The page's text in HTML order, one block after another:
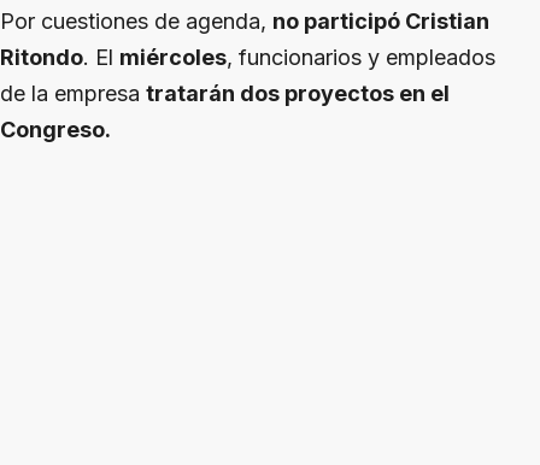
Por cuestiones de agenda, no participó Cristian
Ritondo. El miércoles, funcionarios y empleados
de la empresa tratarán dos proyectos en el
Congreso.